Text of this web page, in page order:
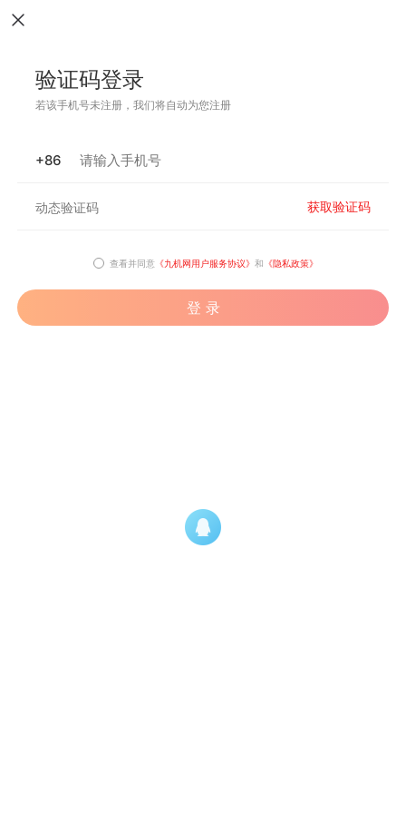
验证码登录
若该手机号未注册，我们将自动为您注册
+86
获取验证码
查看并同意 《九机网用户服务协议》 和 《隐私政策》
登 录